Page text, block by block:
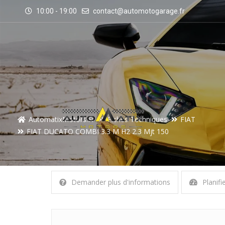
10:00 - 19:00 contact@automotogarage.fr
AutomatixMotors.fr Fiches Techniques
FIAT
FIAT DUCATO COMBI 3.3 M H2 2.3 Mjt 150
Demander plus d'informations